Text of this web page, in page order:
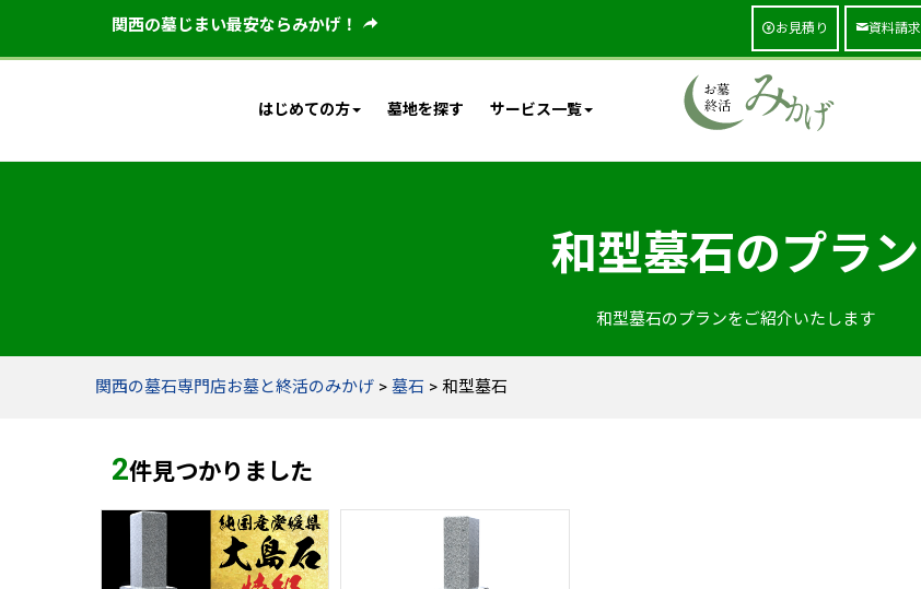
関西の墓じまい最安ならみかげ！ お見積り 資料請求
はじめての方 墓地を探す サービス一覧
和型墓石のプラン
和型墓石のプランをご紹介いたします
関西の墓石専門店お墓と終活のみかげ > 墓石 > 和型墓石
2件見つかりました